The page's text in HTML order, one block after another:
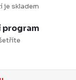
je skladem
program